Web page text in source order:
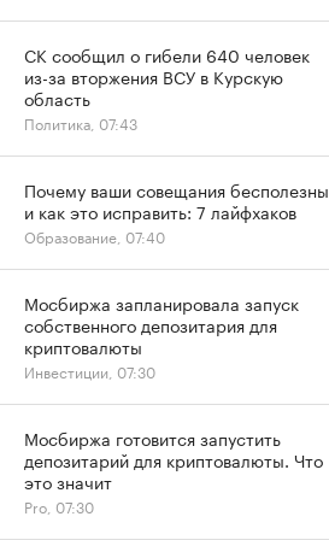
СК сообщил о гибели 640 человек
из-за вторжения ВСУ в Курскую
область
Политика, 07:43
Почему ваши совещания бесполезны
и как это исправить: 7 лайфхаков
Образование, 07:40
Мосбиржа запланировала запуск
собственного депозитария для
криптовалюты
Инвестиции, 07:30
Мосбиржа готовится запустить
депозитарий для криптовалюты. Что
это значит
Pro, 07:30